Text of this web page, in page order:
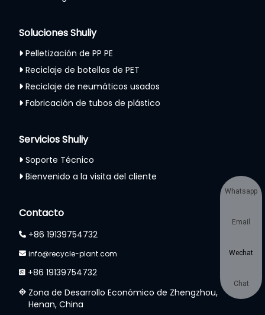
Soluciones Shuliy
Pelletización de PP PE
Reciclaje de botellas de PET
Reciclaje de neumáticos usados
Fabricación de tubos de plástico
Servicios Shuliy
Soporte Técnico
Bienvenido a la visita del cliente
Contacto
+86 19139754732
info@recycle-plant.com
+86 19139754732
Zona de Desarrollo Económico de Zhengzhou,
Henan, China
Whatsapp
Email
Wechat
Chat